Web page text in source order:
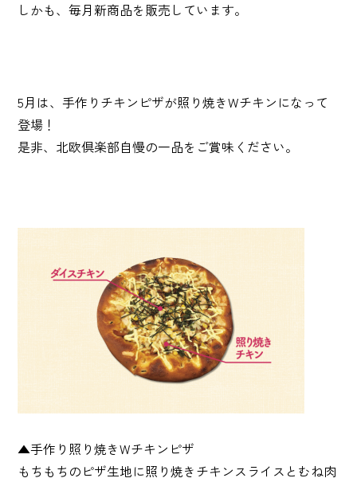
しかも、毎月新商品を販売しています。
5月は、手作りチキンピザが照り焼きWチキンになって
登場！
是非、北欧倶楽部自慢の一品をご賞味ください。
▲手作り照り焼きWチキンピザ
もちもちのピザ生地に照り焼きチキンスライスとむね肉